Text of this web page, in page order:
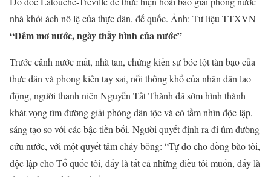
nhà khỏi ách nô lệ của thực dân, đế quốc. Ảnh: Tư liệu TTXVN
“Đêm mơ nước, ngày thấy hình của nước”
Trước cảnh nước mất, nhà tan, chứng kiến sự bóc lột tàn bạo của
thực dân và phong kiến tay sai, nỗi thống khổ của nhân dân lao
động, người thanh niên Nguyễn Tất Thành đã sớm hình thành
khát vọng tìm đường giải phóng dân tộc và có tầm nhìn độc lập,
sáng tạo so với các bậc tiền bối. Người quyết định ra đi tìm đường
cứu nước, với một quyết tâm cháy bỏng: “Tự do cho đồng bào tôi,
độc lập cho Tổ quốc tôi, đấy là tất cả những điều tôi muốn, đấy là